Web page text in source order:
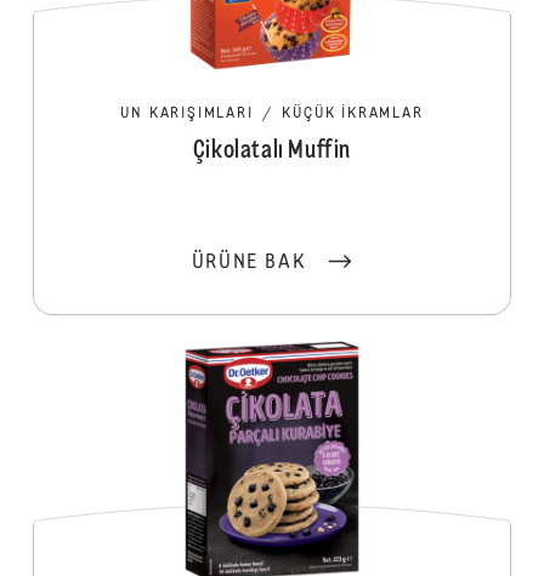
UN KARIŞIMLARI / KÜÇÜK İKRAMLAR
Çikolatalı Muffin
ÜRÜNE BAK